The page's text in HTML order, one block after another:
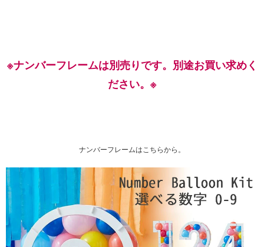
※ナンバーフレームは別売りです。別途お買い求めく
ださい。※
ナンバーフレームはこちらから。